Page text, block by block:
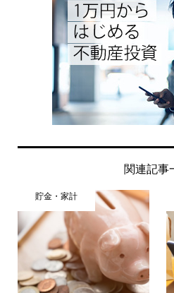
関連記事
貯金・家計